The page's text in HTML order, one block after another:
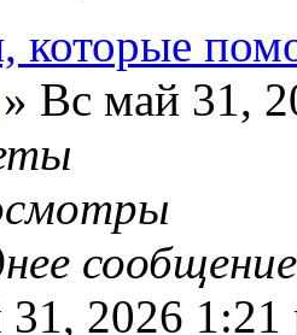
» Вс май 31,
2026 1:21